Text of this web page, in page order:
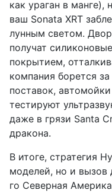
как ураган в
ваш Sonata XRT
лунным светом.
получат
покрытием,
компания борется
поставок,
тестируют
даже в грязи Santa
дракона.
В итоге, стратегия
моделей, но и вызов
го Северная